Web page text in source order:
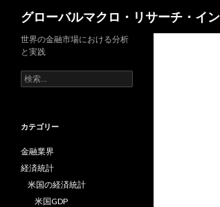
グローバルマクロ・リサーチ・イ
世界の金融市場における分析
と実践
検
索:
カテゴリー
金融業界
経済統計
米国の経済統計
米国GDP